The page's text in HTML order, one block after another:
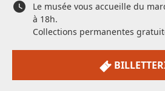
Le musée vous accueille du
à 18h.
Collections permanentes